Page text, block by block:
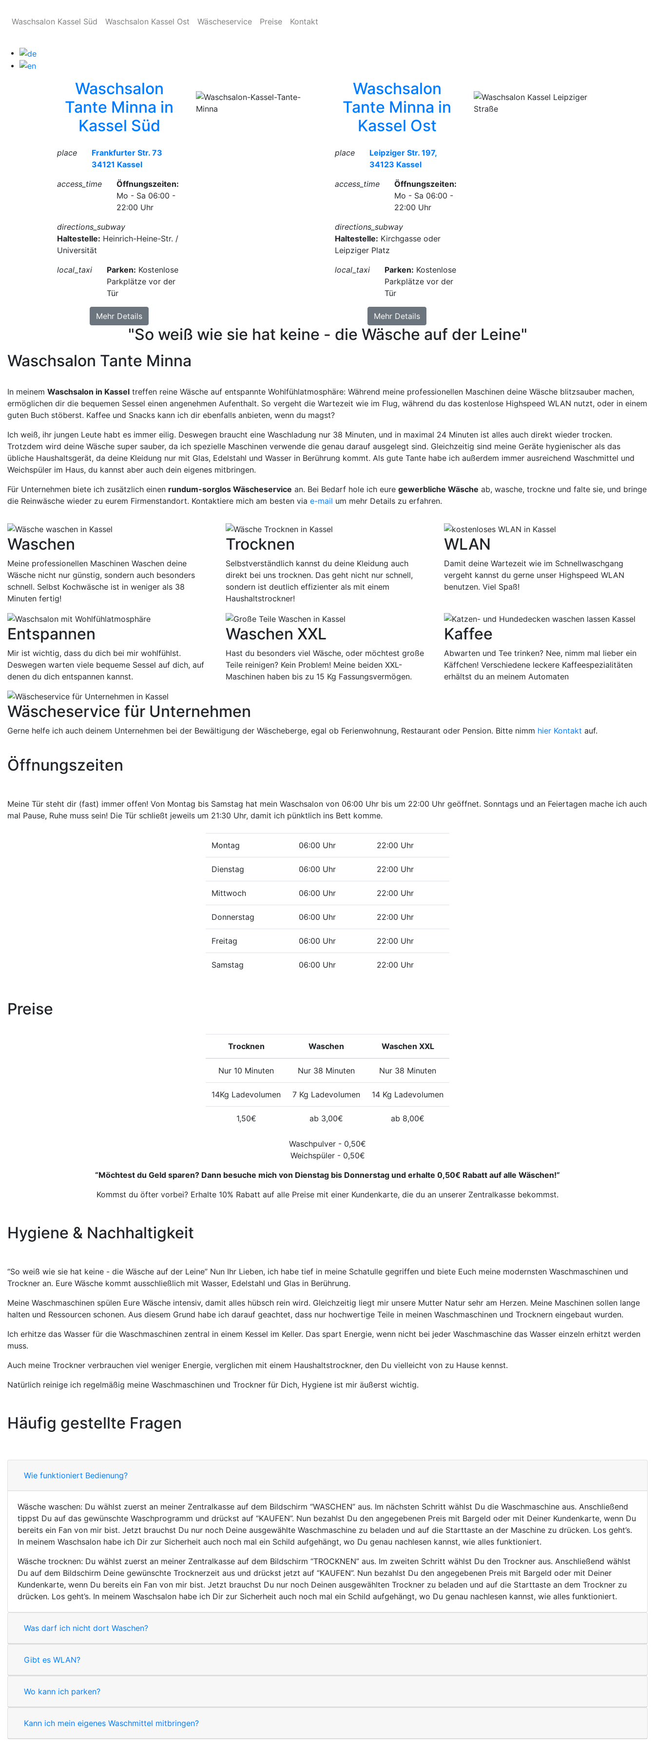
Waschsalon Kassel Süd Waschsalon Kassel Ost Wäscheservice Preise Kontakt
Waschsalon
Tante Minna in
Kassel Süd
place
Frankfurter Str. 73
34121 Kassel
access_time
Öffnungszeiten:
Mo - Sa 06:00 -
22:00 Uhr
directions_subway
Haltestelle: Heinrich-Heine-Str. /
Universität
local_taxi
Parken: Kostenlose
Parkplätze vor der
Tür
Mehr Details
Waschsalon
Tante Minna in
Kassel Ost
place
Leipziger Str. 197,
34123 Kassel
access_time
Öffnungszeiten:
Mo - Sa 06:00 -
22:00 Uhr
directions_subway
Haltestelle: Kirchgasse oder
Leipziger Platz
local_taxi
Parken: Kostenlose
Parkplätze vor der
Tür
Mehr Details
"So weiß wie sie hat keine - die Wäsche auf der Leine"
Waschsalon Tante Minna
In meinem Waschsalon in Kassel treffen reine Wäsche auf entspannte Wohlfühlatmosphäre: Während meine professionellen Maschinen deine Wäsche blitzsauber machen,
ermöglichen dir die bequemen Sessel einen angenehmen Aufenthalt. So vergeht die Wartezeit wie im Flug, während du das kostenlose Highspeed WLAN nutzt, oder in einem
guten Buch stöberst. Kaffee und Snacks kann ich dir ebenfalls anbieten, wenn du magst?
Ich weiß, ihr jungen Leute habt es immer eilig. Deswegen braucht eine Waschladung nur 38 Minuten, und in maximal 24 Minuten ist alles auch direkt wieder trocken.
Trotzdem wird deine Wäsche super sauber, da ich spezielle Maschinen verwende die genau darauf ausgelegt sind. Gleichzeitig sind meine Geräte hygienischer als das
übliche Haushaltsgerät, da deine Kleidung nur mit Glas, Edelstahl und Wasser in Berührung kommt. Als gute Tante habe ich außerdem immer ausreichend Waschmittel und
Weichspüler im Haus, du kannst aber auch dein eigenes mitbringen.
Für Unternehmen biete ich zusätzlich einen rundum-sorglos Wäscheservice an. Bei Bedarf hole ich eure gewerbliche Wäsche ab, wasche, trockne und falte sie, und bringe
die Reinwäsche wieder zu eurem Firmenstandort. Kontaktiere mich am besten via e-mail um mehr Details zu erfahren.
Waschen
Meine professionellen Maschinen Waschen deine
Wäsche nicht nur günstig, sondern auch besonders
schnell. Selbst Kochwäsche ist in weniger als 38
Minuten fertig!
Trocknen
Selbstverständlich kannst du deine Kleidung auch
direkt bei uns trocknen. Das geht nicht nur schnell,
sondern ist deutlich effizienter als mit einem
Haushaltstrockner!
WLAN
Damit deine Wartezeit wie im Schnellwaschgang
vergeht kannst du gerne unser Highspeed WLAN
benutzen. Viel Spaß!
Entspannen
Mir ist wichtig, dass du dich bei mir wohlfühlst.
Deswegen warten viele bequeme Sessel auf dich, auf
denen du dich entspannen kannst.
Waschen XXL
Hast du besonders viel Wäsche, oder möchtest große
Teile reinigen? Kein Problem! Meine beiden XXL-
Maschinen haben bis zu 15 Kg Fassungsvermögen.
Kaffee
Abwarten und Tee trinken? Nee, nimm mal lieber ein
Käffchen! Verschiedene leckere Kaffeespezialitäten
erhältst du an meinem Automaten
Wäscheservice für Unternehmen
Gerne helfe ich auch deinem Unternehmen bei der Bewältigung der Wäscheberge, egal ob Ferienwohnung, Restaurant oder Pension. Bitte nimm hier Kontakt auf.
Öffnungszeiten
Meine Tür steht dir (fast) immer offen! Von Montag bis Samstag hat mein Waschsalon von 06:00 Uhr bis um 22:00 Uhr geöffnet. Sonntags und an Feiertagen mache ich auch
mal Pause, Ruhe muss sein! Die Tür schließt jeweils um 21:30 Uhr, damit ich pünktlich ins Bett komme.
Montag 06:00 Uhr 22:00 Uhr
Dienstag 06:00 Uhr 22:00 Uhr
Mittwoch 06:00 Uhr 22:00 Uhr
Donnerstag 06:00 Uhr 22:00 Uhr
Freitag 06:00 Uhr 22:00 Uhr
Samstag 06:00 Uhr 22:00 Uhr
Preise
Trocknen Waschen Waschen XXL
Nur 10 Minuten Nur 38 Minuten Nur 38 Minuten
14Kg Ladevolumen 7 Kg Ladevolumen 14 Kg Ladevolumen
1,50€ ab 3,00€ ab 8,00€
Waschpulver - 0,50€
Weichspüler - 0,50€
“Möchtest du Geld sparen? Dann besuche mich von Dienstag bis Donnerstag und erhalte 0,50€ Rabatt auf alle Wäschen!”
Kommst du öfter vorbei? Erhalte 10% Rabatt auf alle Preise mit einer Kundenkarte, die du an unserer Zentralkasse bekommst.
Hygiene & Nachhaltigkeit
“So weiß wie sie hat keine - die Wäsche auf der Leine” Nun Ihr Lieben, ich habe tief in meine Schatulle gegriffen und biete Euch meine modernsten Waschmaschinen und
Trockner an. Eure Wäsche kommt ausschließlich mit Wasser, Edelstahl und Glas in Berührung.
Meine Waschmaschinen spülen Eure Wäsche intensiv, damit alles hübsch rein wird. Gleichzeitig liegt mir unsere Mutter Natur sehr am Herzen. Meine Maschinen sollen lange
halten und Ressourcen schonen. Aus diesem Grund habe ich darauf geachtet, dass nur hochwertige Teile in meinen Waschmaschinen und Trocknern eingebaut wurden.
Ich erhitze das Wasser für die Waschmaschinen zentral in einem Kessel im Keller. Das spart Energie, wenn nicht bei jeder Waschmaschine das Wasser einzeln erhitzt werden
muss.
Auch meine Trockner verbrauchen viel weniger Energie, verglichen mit einem Haushaltstrockner, den Du vielleicht von zu Hause kennst.
Natürlich reinige ich regelmäßig meine Waschmaschinen und Trockner für Dich, Hygiene ist mir äußerst wichtig.
Häufig gestellte Fragen
Wie funktioniert Bedienung?
Wäsche waschen: Du wählst zuerst an meiner Zentralkasse auf dem Bildschirm “WASCHEN” aus. Im nächsten Schritt wählst Du die Waschmaschine aus. Anschließend
tippst Du auf das gewünschte Waschprogramm und drückst auf “KAUFEN”. Nun bezahlst Du den angegebenen Preis mit Bargeld oder mit Deiner Kundenkarte, wenn Du
bereits ein Fan von mir bist. Jetzt brauchst Du nur noch Deine ausgewählte Waschmaschine zu beladen und auf die Starttaste an der Maschine zu drücken. Los geht’s.
In meinem Waschsalon habe ich Dir zur Sicherheit auch noch mal ein Schild aufgehängt, wo Du genau nachlesen kannst, wie alles funktioniert.
Wäsche trocknen: Du wählst zuerst an meiner Zentralkasse auf dem Bildschirm “TROCKNEN” aus. Im zweiten Schritt wählst Du den Trockner aus. Anschließend wählst
Du auf dem Bildschirm Deine gewünschte Trocknerzeit aus und drückst jetzt auf “KAUFEN”. Nun bezahlst Du den angegebenen Preis mit Bargeld oder mit Deiner
Kundenkarte, wenn Du bereits ein Fan von mir bist. Jetzt brauchst Du nur noch Deinen ausgewählten Trockner zu beladen und auf die Starttaste an dem Trockner zu
drücken. Los geht’s. In meinem Waschsalon habe ich Dir zur Sicherheit auch noch mal ein Schild aufgehängt, wo Du genau nachlesen kannst, wie alles funktioniert.
Was darf ich nicht dort Waschen?
Gibt es WLAN?
Wo kann ich parken?
Kann ich mein eigenes Waschmittel mitbringen?